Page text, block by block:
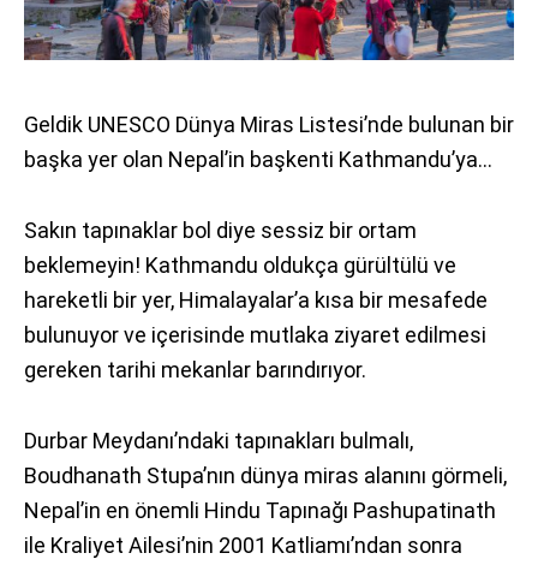
Geldik UNESCO Dünya Miras Listesi’nde bulunan bir
başka yer olan Nepal’in başkenti Kathmandu’ya…
Sakın tapınaklar bol diye sessiz bir ortam
beklemeyin! Kathmandu oldukça gürültülü ve
hareketli bir yer, Himalayalar’a kısa bir mesafede
bulunuyor ve içerisinde mutlaka ziyaret edilmesi
gereken tarihi mekanlar barındırıyor.
Durbar Meydanı’ndaki tapınakları bulmalı,
Boudhanath Stupa’nın dünya miras alanını görmeli,
Nepal’in en önemli Hindu Tapınağı Pashupatinath
ile Kraliyet Ailesi’nin 2001 Katliamı’ndan sonra